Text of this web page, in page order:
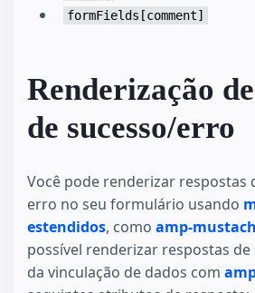
formFields[comment]
Renderização
de sucesso/erro
Você pode renderizar respostas
erro no seu formulário usando
estendidos, como amp-
possível renderizar respostas
da vinculação de dados com